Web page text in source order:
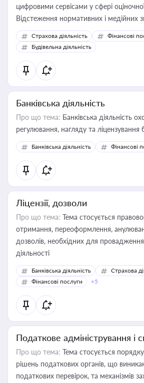
цифровими сервісами у сфері
Відстеження нормативних і медійних
корисне для власника бізнесу,
бухгалтера під час оподаткування,
державного майна, корпоративних угод
статусу суб'єктів оціночної діяльності
Страхова діяльність
Фінансові
Будівельна діяльність
Банківська діяльність
Про що тема: Банківська діяльність
регулювання, нагляду та ліцензування
Банківська діяльність Фінансові
Ліцензії, дозволи
Про що тема: Тема стосується
отримання, переоформлення,
дозволів, необхідних для
діяльності
Банківська діяльність
Страхова
Фінансові послуги
+5
Податкове адміністрування і
Про що тема: Тема стосується
рішень податкових органів, що
податкових перевірок, та механізмів